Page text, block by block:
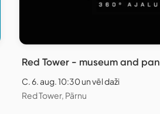
Red Tower - museum and
C. 6. aug. 10:30 un vēl daži
Red Tower, Pärnu